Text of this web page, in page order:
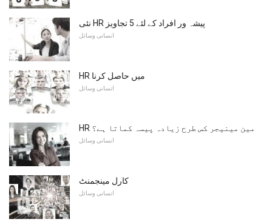
نئی HR پیشہ ور افراد کے لئے 5 تجاویز
انسانی وسائل
HR میں حاصل کرنا
انسانی وسائل
HR مین مینیجر کس طرح زیادہ پیسہ کماتا ہے؟
انسانی وسائل
کارل مینجمنٹ
انسانی وسائل